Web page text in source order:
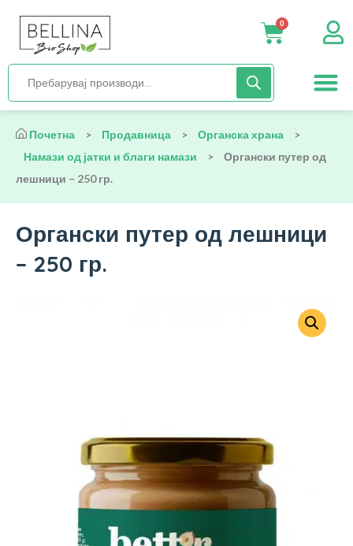
0
Почетна > Продавница > Органска храна
>
Намази од јатки и благи намази
>
Органски путер од
лешници – 250 гр.
Органски путер од лешници
– 250 гр.